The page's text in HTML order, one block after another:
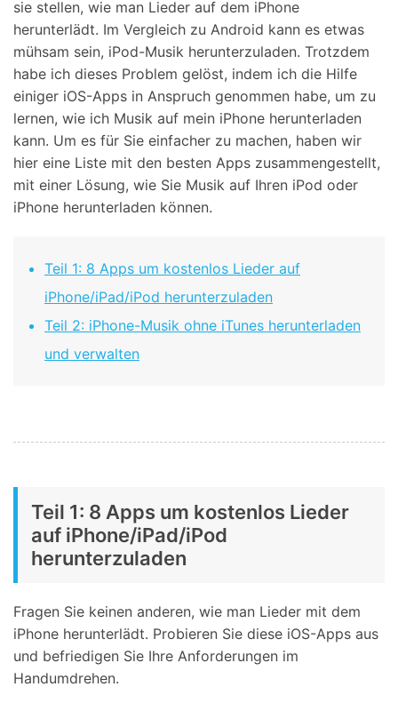
sie stellen, wie man Lieder auf dem iPhone
herunterlädt. Im Vergleich zu Android kann es etwas
mühsam sein, iPod-Musik herunterzuladen. Trotzdem
habe ich dieses Problem gelöst, indem ich die Hilfe
einiger iOS-Apps in Anspruch genommen habe, um zu
lernen, wie ich Musik auf mein iPhone herunterladen
kann. Um es für Sie einfacher zu machen, haben wir
hier eine Liste mit den besten Apps zusammengestellt,
mit einer Lösung, wie Sie Musik auf Ihren iPod oder
iPhone herunterladen können.
Teil 1: 8 Apps um kostenlos Lieder auf
iPhone/iPad/iPod herunterzuladen
Teil 2: iPhone-Musik ohne iTunes herunterladen
und verwalten
Teil 1: 8 Apps um kostenlos Lieder
auf iPhone/iPad/iPod
herunterzuladen
Fragen Sie keinen anderen, wie man Lieder mit dem
iPhone herunterlädt. Probieren Sie diese iOS-Apps aus
und befriedigen Sie Ihre Anforderungen im
Handumdrehen.